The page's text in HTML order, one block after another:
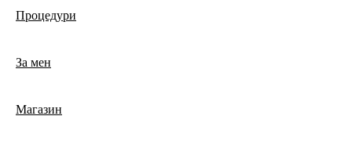
Процедури
За мен
Магазин